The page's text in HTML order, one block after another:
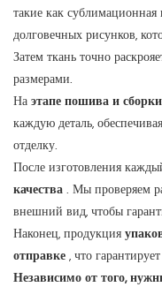
такие как
долговечных рисунков,
Затем ткань точно
размерами.
На этапе пошива и сборки
каждую деталь,
отделку.
После изготовления
качества . Мы проверяем
внешний вид, чтобы
Наконец, продукция
отправке , что
Независимо от того,